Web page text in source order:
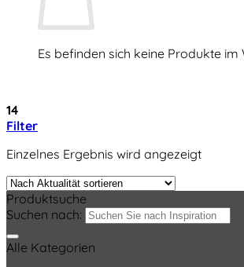
Es befinden sich keine Produkte im
14
Filter
Einzelnes Ergebnis wird angezeigt
Produktsuche
Suchen nach:
Alle Kategorien